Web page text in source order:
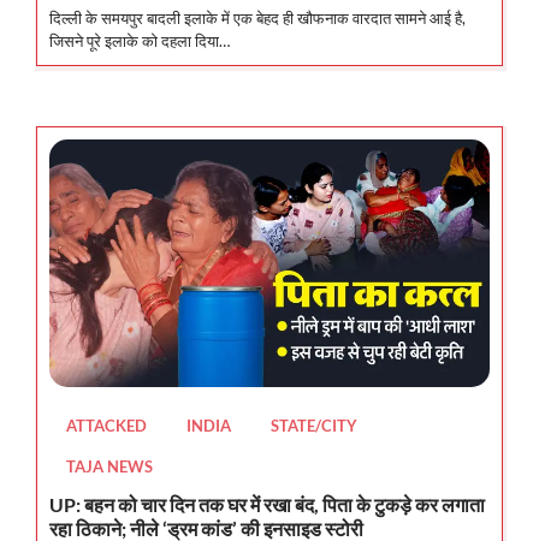
दिल्ली के समयपुर बादली इलाके में एक बेहद ही खौफनाक वारदात सामने आई है,
जिसने पूरे इलाके को दहला दिया…
ATTACKED INDIA STATE/CITY
TAJA NEWS
UP: बहन को चार दिन तक घर में रखा बंद, पिता के टुकड़े कर लगाता
रहा ठिकाने; नीले ‘ड्रम कांड’ की इनसाइड स्टोरी